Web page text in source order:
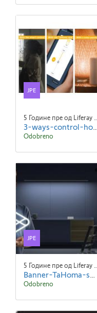
JPE
5 Године пре од
3-ways-control-home (1).jpeg
Odobreno
JPE
5 Године пре од
Banner-TaHoma-suitev2 (1).jpeg
Odobreno